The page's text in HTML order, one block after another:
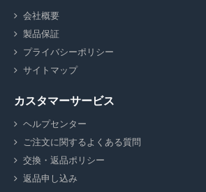
会社概要
製品保証
プライバシーポリシー
サイトマップ
カスタマーサービス
ヘルプセンター
ご注文に関するよくある質問
交換・返品ポリシー
返品申し込み